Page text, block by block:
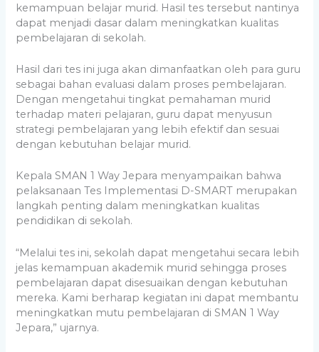
kemampuan belajar murid. Hasil tes tersebut nantinya
dapat menjadi dasar dalam meningkatkan kualitas
pembelajaran di sekolah.
Hasil dari tes ini juga akan dimanfaatkan oleh para guru
sebagai bahan evaluasi dalam proses pembelajaran.
Dengan mengetahui tingkat pemahaman murid
terhadap materi pelajaran, guru dapat menyusun
strategi pembelajaran yang lebih efektif dan sesuai
dengan kebutuhan belajar murid.
Kepala SMAN 1 Way Jepara menyampaikan bahwa
pelaksanaan Tes Implementasi D-SMART merupakan
langkah penting dalam meningkatkan kualitas
pendidikan di sekolah.
“Melalui tes ini, sekolah dapat mengetahui secara lebih
jelas kemampuan akademik murid sehingga proses
pembelajaran dapat disesuaikan dengan kebutuhan
mereka. Kami berharap kegiatan ini dapat membantu
meningkatkan mutu pembelajaran di SMAN 1 Way
Jepara,” ujarnya.